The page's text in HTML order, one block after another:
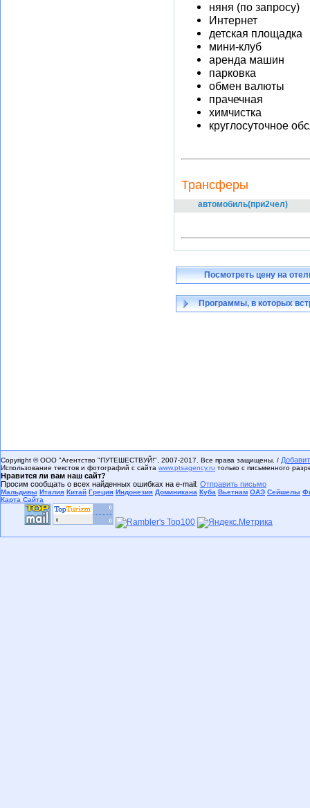
няня (по запросу)
Интернет
детская площадка
мини-клуб
аренда машин
парковка
обмен валюты
прачечная
химчистка
круглосуточное
Трансферы
автомобиль(при2чел)
Посмотреть цену на
Программы, в которых
Copyright © ООО "Агентство "ПУТЕШЕСТВУЙ!", 2007-2017. Все права защищены. /
Использование текстов и фотографий с сайта www.ptsagency.ru только с письменного
Нравится ли вам наш сайт?
Просим сообщать о всех найденных ошибках на e-mail: Отправить письмо
Мальдивы Италия Китай Греция Индонезия Доминикана Куба Вьетнам ОАЭ Сейшелы
Карта Сайта